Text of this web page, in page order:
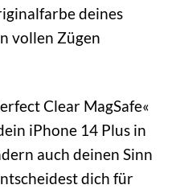
deines
vollen Zügen
Clear MagSafe«
iPhone 14 Plus in
auch deinen Sinn
dich für